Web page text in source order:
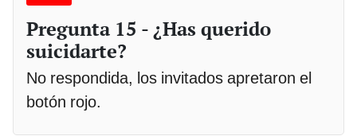
Pregunta 15 - ¿Has querido
suicidarte?
No respondida, los invitados apretaron el
botón rojo.